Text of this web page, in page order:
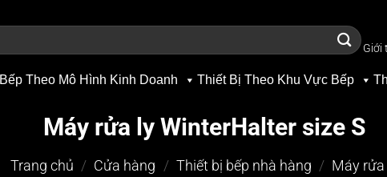
Giới
Bếp Theo Mô Hình Kinh Doanh Thiết Bị Theo Khu Vực Bếp
Máy rửa ly WinterHalter size S
Trang chủ / Cửa hàng / Thiết bị bếp nhà hàng / Máy rửa